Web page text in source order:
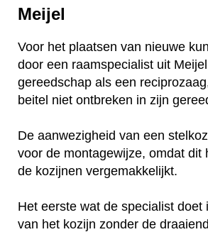
Meijel
Voor het plaatsen van nieuwe
door een raamspecialist uit
gereedschap als een
beitel niet ontbreken in zijn
De aanwezigheid van een
voor de montagewijze, omdat dit
de kozijnen vergemakkelijkt.
Het eerste wat de specialist doet
van het kozijn zonder de